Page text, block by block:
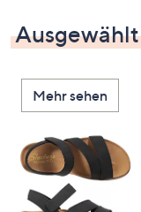
oben
und
nach
unten
oder
wischen
Sie
Touch-
Mehr sehen